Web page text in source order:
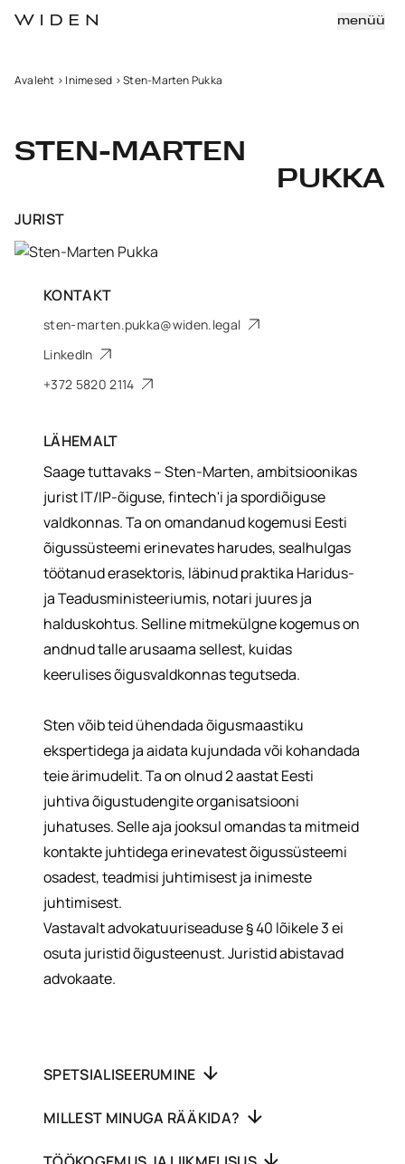
menüü
Avaleht > Inimesed >Sten-Marten Pukka
STEN-MARTEN
PUKKA
JURIST
KONTAKT
sten-marten.pukka@widen.legal
LinkedIn
+372 5820 2114
LÄHEMALT
Saage tuttavaks – Sten-Marten, ambitsioonikas
jurist IT/IP-õiguse, fintech'i ja spordiõiguse
valdkonnas. Ta on omandanud kogemusi Eesti
õigussüsteemi erinevates harudes, sealhulgas
töötanud erasektoris, läbinud praktika Haridus-
ja Teadusministeeriumis, notari juures ja
halduskohtus. Selline mitmekülgne kogemus on
andnud talle arusaama sellest, kuidas
keerulises õigusvaldkonnas tegutseda.
Sten võib teid ühendada õigusmaastiku
ekspertidega ja aidata kujundada või kohandada
teie ärimudelit. Ta on olnud 2 aastat Eesti
juhtiva õigustudengite organisatsiooni
juhatuses. Selle aja jooksul omandas ta mitmeid
kontakte juhtidega erinevatest õigussüsteemi
osadest, teadmisi juhtimisest ja inimeste
juhtimisest.
Vastavalt advokatuuriseaduse § 40 lõikele 3 ei
osuta juristid õigusteenust. Juristid abistavad
advokaate.
SPETSIALISEERUMINE
MILLEST MINUGA RÄÄKIDA?